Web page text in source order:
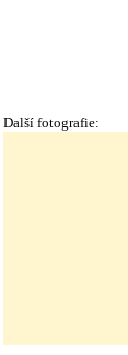
Další fotografie: